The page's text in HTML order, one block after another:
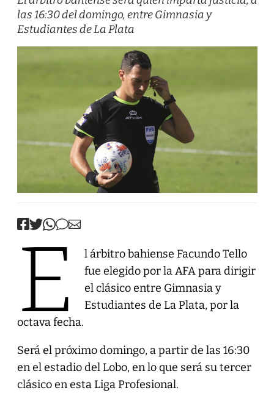
las 16:30 del domingo, entre Gimnasia y
Estudiantes de La Plata
E
l árbitro bahiense Facundo Tello
fue elegido por la AFA para dirigir
el clásico entre Gimnasia y
Estudiantes de La Plata, por la
octava fecha.
Será el próximo domingo, a partir de las 16:30
en el estadio del Lobo, en lo que será su tercer
clásico en esta Liga Profesional.